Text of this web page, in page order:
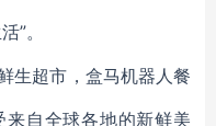
”。
生超市，盒马机器人餐
自全球各地的新鲜美